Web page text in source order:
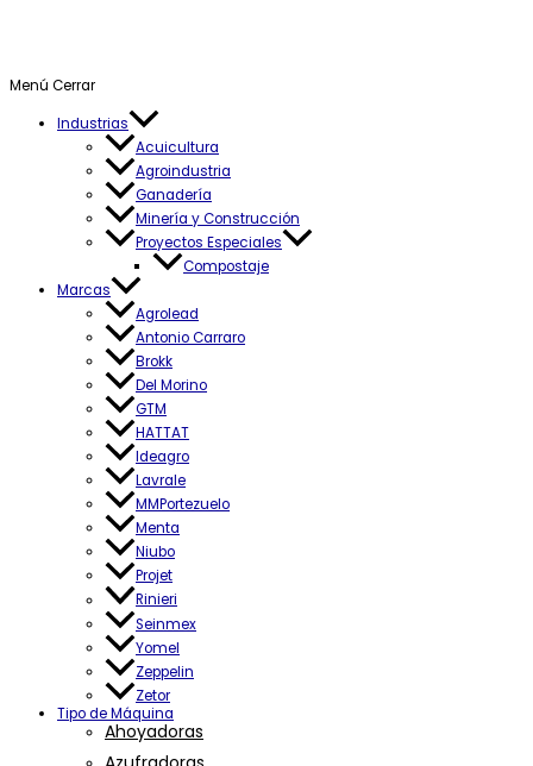
Menú Cerrar
Industrias
Acuicultura
Agroindustria
Ganadería
Minería y Construcción
Proyectos Especiales
Compostaje
Marcas
Agrolead
Antonio Carraro
Brokk
Del Morino
GTM
HATTAT
Ideagro
Lavrale
MMPortezuelo
Menta
Niubo
Projet
Rinieri
Seinmex
Yomel
Zeppelin
Zetor
Tipo de Máquina
Ahoyadoras